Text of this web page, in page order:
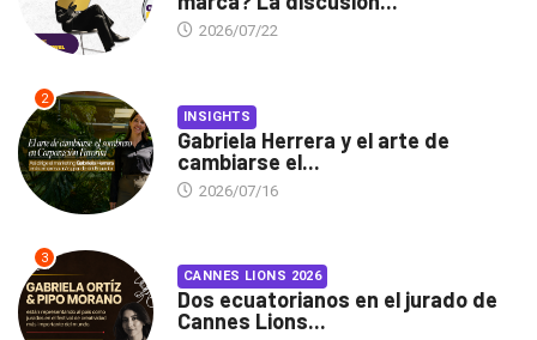
2026/07/22
2
INSIGHTS
Gabriela Herrera y el arte de
cambiarse el...
2026/07/16
3
CANNES LIONS 2026
Dos ecuatorianos en el jurado de
Cannes Lions...